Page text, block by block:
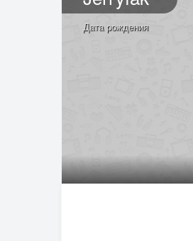
Дата рождения